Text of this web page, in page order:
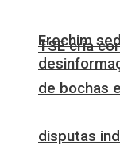
Erechim
de bochas
disputas
TSE cria